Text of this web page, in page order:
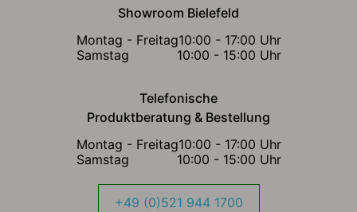
Showroom Bielefeld
Montag - Freitag10:00 - 17:00 Uhr
Samstag
10:00 - 15:00 Uhr
Telefonische
Produktberatung & Bestellung
Montag - Freitag10:00 - 17:00 Uhr
Samstag
10:00 - 15:00 Uhr
+49 (0)521 944 1700